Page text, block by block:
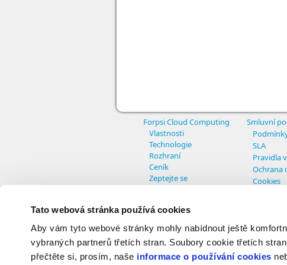
Tato webová stránka používá cookies
Aby vám tyto webové stránky mohly nabídnout ještě
vybraných partnerů třetích stran. Soubory cookie třetích
přečtěte si, prosím, naše informace o používání cookies
Forpsi Cloud Computing
Vlastnosti
Technologie
Rozhraní
Ceník
Zeptejte se
Smluvní
SLA
Pravidla
Ochrana
Cookies
© Copyright INTERNET CZ, a.s. - All rights